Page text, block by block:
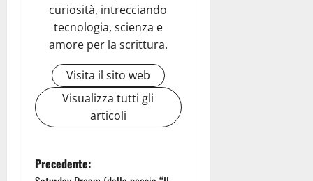
curiosità, intrecciando
tecnologia, scienza e
amore per la scrittura.
Visita il sito web
Visualizza tutti gli
articoli
N
Precedente: